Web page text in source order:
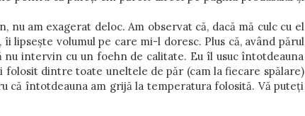
nu am exagerat deloc. Am observat că, dacă mă culc cu el
lipsește volumul pe care mi-l doresc. Plus că, având părul
intervin cu un foehn de calitate. Eu îl usuc întotdeauna
folosit dintre toate uneltele de păr (cam la fiecare spălare)
că întotdeauna am grijă la temperatura folosită. Vă puteți